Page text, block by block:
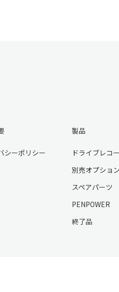
シーポリシー
製品
ドライブレコ
別売オプション
スペアパーツ
PENPOWER
終了品